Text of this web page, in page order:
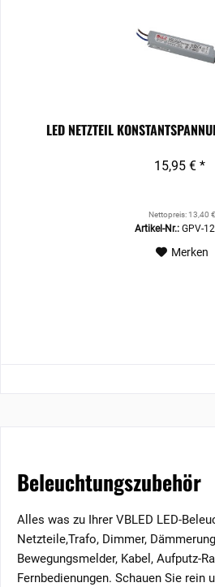
LED NETZTEIL
15,95 € *
Nettopreis: 13,40 €
Artikel-Nr.: GPV-
Merken
Beleuchtungszubehör
Alles was zu Ihrer VBLED LED-
Netzteile,Trafo, Dimmer,
Bewegungsmelder, Kabel, Aufputz-
Fernbedienungen. Schauen Sie rein